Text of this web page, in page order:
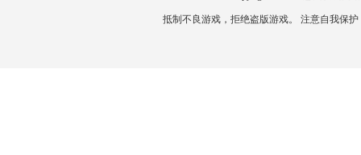
抵制不良游戏，拒绝盗版游戏。 注意自我保